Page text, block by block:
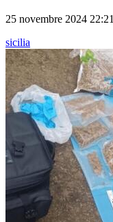
25 novembre 2024 22:21
sicilia